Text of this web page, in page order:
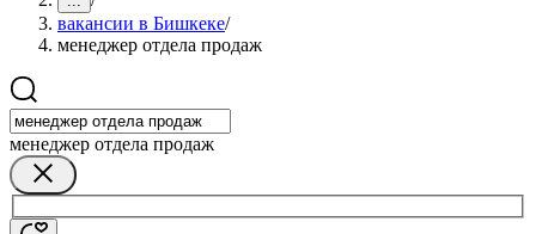
вакансии в Бишкеке/
менеджер отдела продаж
менеджер отдела продаж